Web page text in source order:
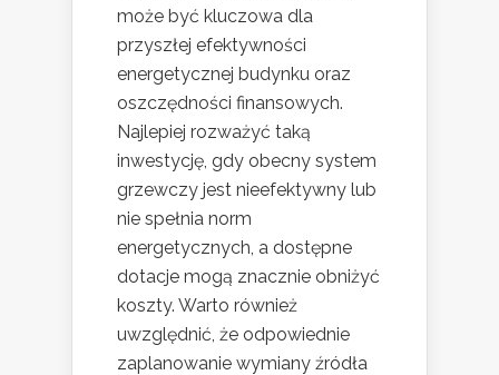
może być kluczowa dla
przyszłej efektywności
energetycznej budynku oraz
oszczędności finansowych.
Najlepiej rozważyć taką
inwestycję, gdy obecny system
grzewczy jest nieefektywny lub
nie spełnia norm
energetycznych, a dostępne
dotacje mogą znacznie obniżyć
koszty. Warto również
uwzględnić, że odpowiednie
zaplanowanie wymiany źródła